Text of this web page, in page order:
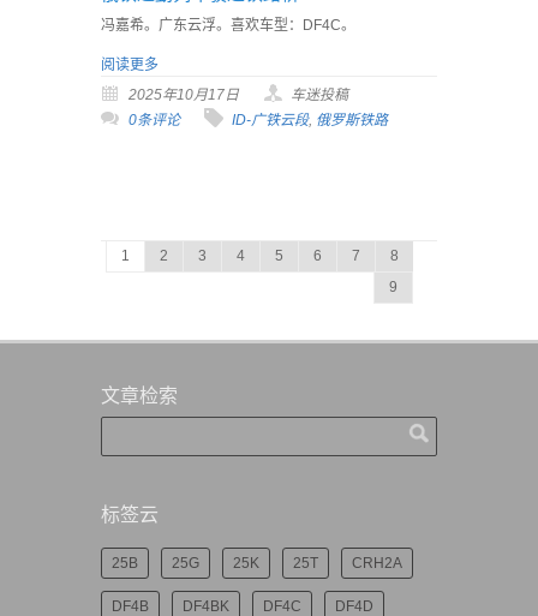
冯嘉希。广东云浮。喜欢车型：DF4C。
阅读更多
2025年10月17日
车迷投稿
0条评论
ID-广铁云段, 俄罗斯铁路
1 2 3 4 5 6 7
8
9
文章检索
标签云
25B 25G 25K 25T CRH2A
DF4B DF4BK DF4C DF4D